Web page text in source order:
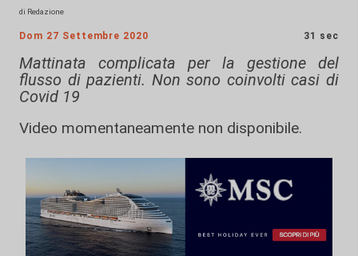
di Redazione
Dom 27 Settembre 2020 31 sec
Mattinata complicata per la gestione del
flusso di pazienti. Non sono coinvolti casi di
Covid 19
Video momentaneamente non disponibile.